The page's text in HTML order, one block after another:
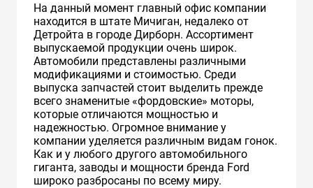
На данный момент главный офис компании
находится в штате Мичиган, недалеко от
Детройта в городе Дирборн. Ассортимент
выпускаемой продукции очень широк.
Автомобили представлены различными
модификациями и стоимостью. Среди
выпуска запчастей стоит выделить прежде
всего знаменитые «фордовские» моторы,
которые отличаются мощностью и
надежностью. Огромное внимание у
компании уделяется различным видам гонок.
Как и у любого другого автомобильного
гиганта, заводы и мощности бренда Ford
широко разбросаны по всему миру.